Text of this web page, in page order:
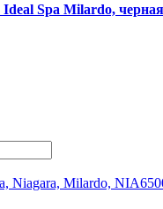
Spa Milardo,